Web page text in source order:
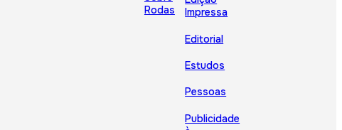
Rodas
Impressa
Editorial
Estudos
Pessoas
Publicidade